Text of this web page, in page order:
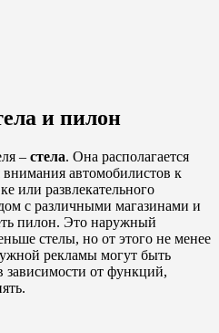
и пилон
– стела. Она располагается
внимания автомобилистов к
или развлекательного
с различными магазинами и
пилон. Это наружный
стелы, но от этого не менее
рекламы могут быть
от функций,